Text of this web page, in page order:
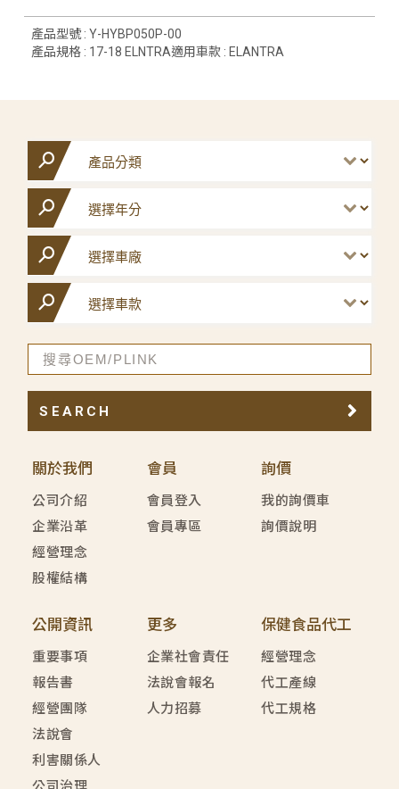
產品型號 : Y-HYBP050P-00
產品規格 : 17-18 ELNTRA適用車款 : ELANTRA
關於我們
公司介紹
企業沿革
經營理念
股權結構
會員
會員登入
會員專區
詢價
我的詢價車
詢價說明
公開資訊
重要事項
報告書
經營團隊
法說會
利害關係人
更多
企業社會責任
法說會報名
人力招募
保健食品代工
經營理念
代工產線
代工規格
SEARCH